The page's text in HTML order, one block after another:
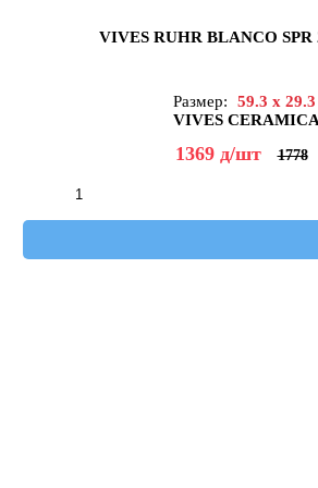
VIVES RUHR BLANCO SPR
Размер:
59.3 x 29.3
VIVES CERAMICA
1369 д/шт 1778